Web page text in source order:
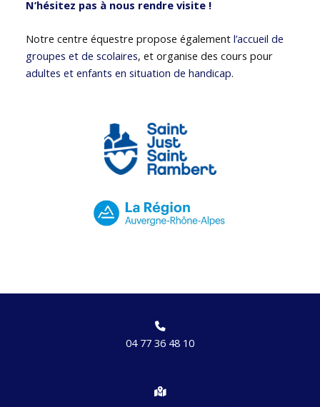
N’hésitez pas à nous rendre visite !
Notre centre équestre propose égalementl’accueil de
groupes et de scolaires, et organise des cours pour
adultes et enfants en situation de handicap.
04 77 36 48 10